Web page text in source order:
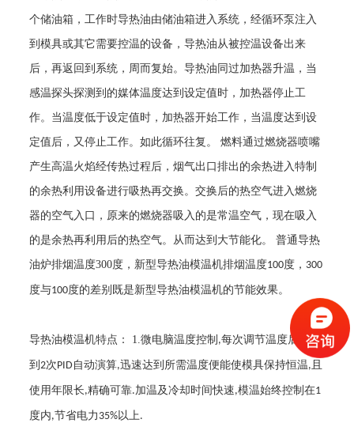
个储油箱，工作时导热油由储油箱进入系统，经循环泵注入
到模具或其它需要控温的设备，导热油从被控温设备出来
后，再返回到系统，周而复始。导热油同过加热器升温，当
感温探头探测到的媒体温度达到设定值时，加热器停止工
作。当温度低于设定值时，加热器开始工作，当温度达到设
定值后，又停止工作。如此循环往复。 燃料通过燃烧器喷嘴
产生高温火焰经传热过程后，烟气出口排出的余热进入特制
的余热利用设备进行吸热再交换。交换后的热空气进入燃烧
器的空气入口，原来的燃烧器吸入的是常温空气，现在吸入
的是余热再利用后的热空气。从而达到大节能化。 普通导热
油炉排烟温度300度，新型导热油模温机排烟温度100度， 300
度与100度的差别既是新型导热油模温机的节能效果。
导热油模温机特点： 1.微电脑温度控制 ,每次调节温度后 经1
到2次PID自动演算,迅速达到所需温度便能使模具保持恒温, 且
使用年限长,精确可靠.加温及冷却时间快速,模温始终控制在1
度内,节省电力 35%以上.